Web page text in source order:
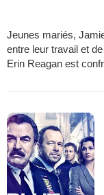
Jeunes mariés,
entre leur travail et
Erin Reagan est